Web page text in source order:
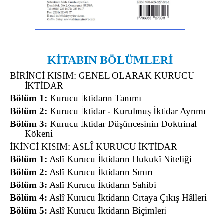
KİTABIN BÖLÜMLERİ
BİRİNCİ KISIM: GENEL OLARAK KURUCU
İKTİDAR
Bölüm 1: Kurucu İktidarın Tanımı
Bölüm 2: Kurucu İktidar - Kurulmuş İktidar Ayrımı
Bölüm 3: Kurucu İktidar Düşüncesinin Doktrinal
Kökeni
İKİNCİ KISIM: ASLÎ KURUCU İKTİDAR
Bölüm 1: Aslî Kurucu İktidarın Hukukî Niteliği
Bölüm 2: Aslî Kurucu İktidarın Sınırı
Bölüm 3: Aslî Kurucu İktidarın Sahibi
Bölüm 4: Aslî Kurucu İktidarın Ortaya Çıkış Hâlleri
Bölüm 5: Aslî Kurucu İktidarın Biçimleri